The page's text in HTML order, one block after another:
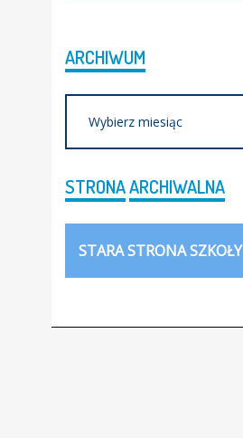
ARCHIWUM
STRONAARCHIWALNA
STARA STRONA SZKOŁY